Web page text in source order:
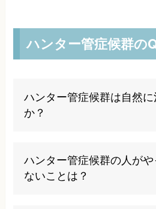
ハンター管症候群の
ハンター管症候群は自然
か？
め、原因となっている筋肉
解決されない限り、自然治
早期に適切な治療を受ける
ハンター管症候群の人が
ないことは？